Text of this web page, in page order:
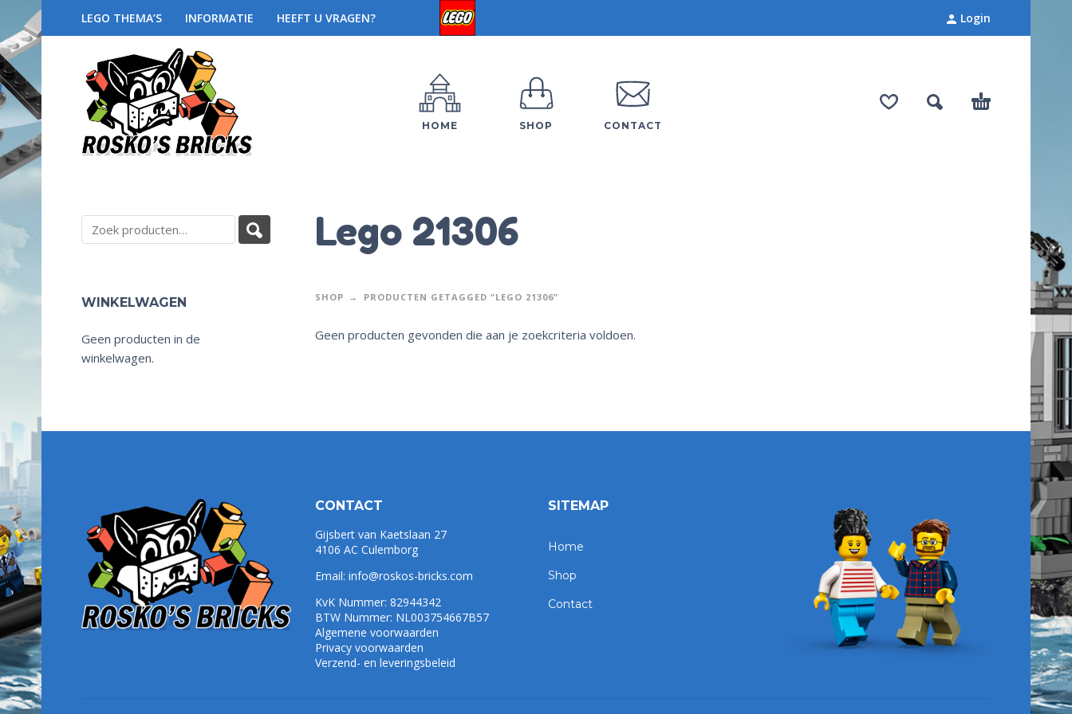
LEGO THEMA’S INFORMATIE HEEFT U VRAGEN? Login
HOME SHOP CONTACT
WINKELWAGEN
Geen producten in de
winkelwagen.
Lego 21306
SHOP PRODUCTEN GETAGGED “LEGO 21306”
Geen producten gevonden die aan je zoekcriteria voldoen.
CONTACT
Gijsbert van Kaetslaan 27
4106 AC Culemborg
Email: info@roskos-bricks.com
KvK Nummer: 82944342
BTW Nummer: NL003754667B57
Algemene voorwaarden
Privacy voorwaarden
Verzend- en leveringsbeleid
SITEMAP
Home
Shop
Contact